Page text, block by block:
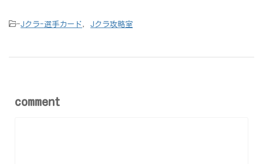
-Jクラ-選手カード , Jクラ攻略室
comment